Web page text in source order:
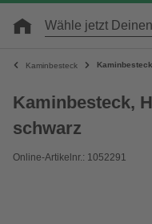
Wähle jetzt
Kaminbesteck
Kaminbesteck,
schwarz
Online-Artikelnr.: 1052291